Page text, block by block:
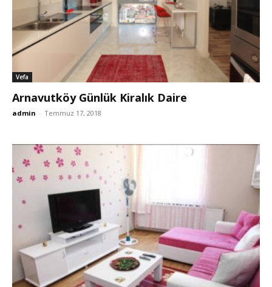
Vefa
Arnavutköy Günlük Kiralık Daire
admin - Temmuz 17, 2018